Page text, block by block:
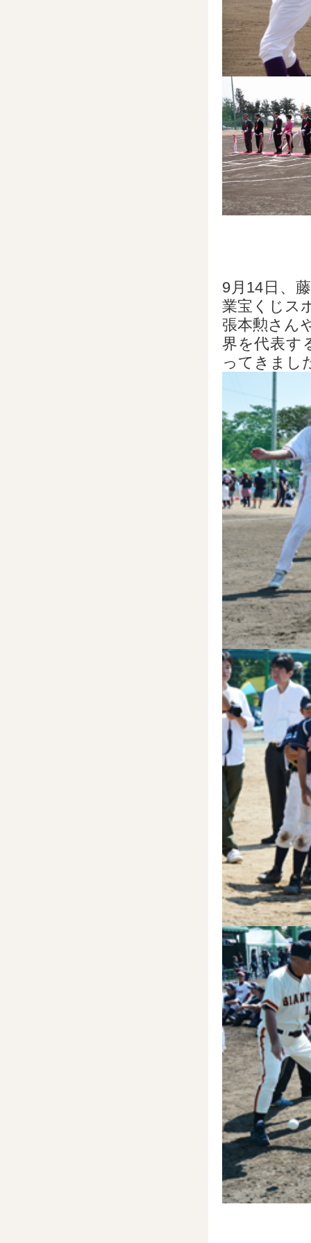
9月14日、
業宝くじス
張本勲さん
界を代表す
ってきまし